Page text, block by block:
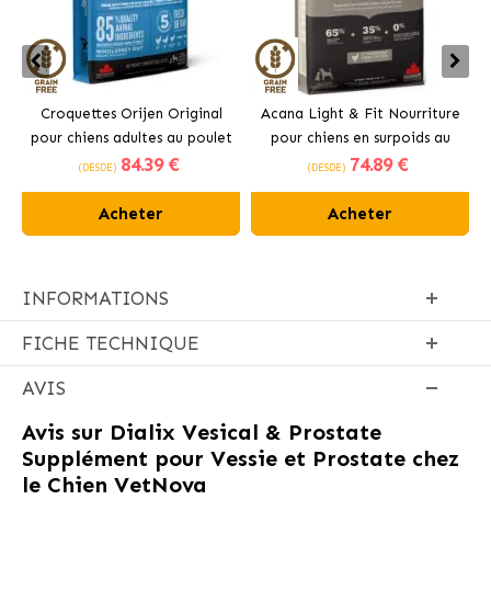
Croquettes Orijen Original
pour chiens adultes au poulet
(DESDE) 84.39 €
Acheter
Acana Light & Fit Nourriture
pour chiens en surpoids au
poulet frais
(DESDE) 74.89 €
Acheter
INFORMATIONS
FICHE TECHNIQUE
AVIS
Avis sur Dialix Vesical & Prostate
Supplément pour Vessie et Prostate chez
le Chien VetNova